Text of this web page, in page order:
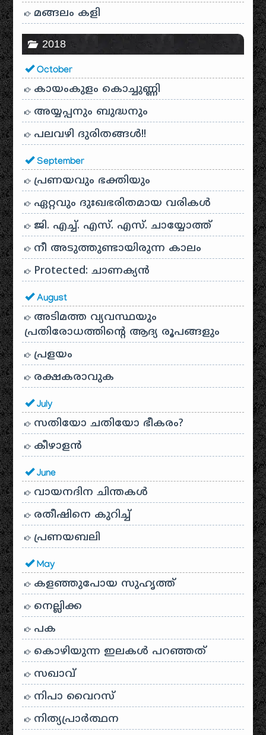
മങ്ങലം കളി
2018
October
കായം‌കുളം കൊച്ചുണ്ണി
അയ്യപ്പനും ബുദ്ധനും
പലവഴി ദുരിതങ്ങൾ!!
September
പ്രണയവും ഭക്തിയും
ഏറ്റവും ദുഃഖഭരിതമായ വരികൾ
ജി. എച്ച്. എസ്. എസ്. ചായ്യോത്ത്
നീ അടുത്തുണ്ടായിരുന്ന കാലം
Protected: ചാണക്യന്‍
August
അടിമത്ത വ്യവസ്ഥയും
പ്രതിരോധത്തിന്റെ ആദ്യ രൂപങ്ങളും
പ്രളയം
രക്ഷകരാവുക
July
സതിയോ ചതിയോ ഭീകരം?
കീഴാളന്‍
June
വായനദിന ചിന്തകൾ
രതീഷിനെ കുറിച്ച്
പ്രണയബലി
May
കളഞ്ഞുപോയ സുഹൃത്ത്
നെല്ലിക്ക
പക
കൊഴിയുന്ന ഇലകൾ പറഞ്ഞത്
സഖാവ്
നിപാ വൈറസ്
നിത്യപ്രാർത്ഥന